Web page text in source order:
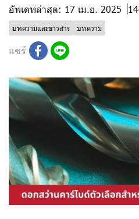
อัพเดทล่าสุด: 17 เม.ย. 2025
บทความและข่าวสาร บทความ
แชร์